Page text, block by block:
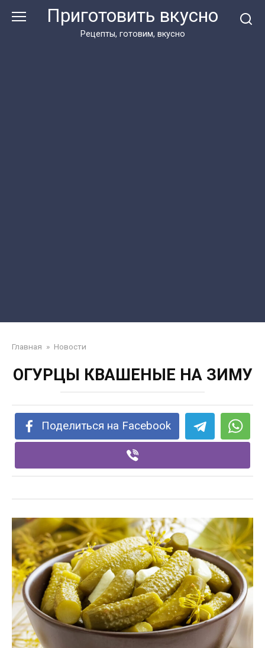
Приготовить вкусно
Рецепты, готовим, вкусно
Главная » Новости
ОГУРЦЫ КВАШЕНЫЕ НА ЗИМУ
Поделиться на Facebook